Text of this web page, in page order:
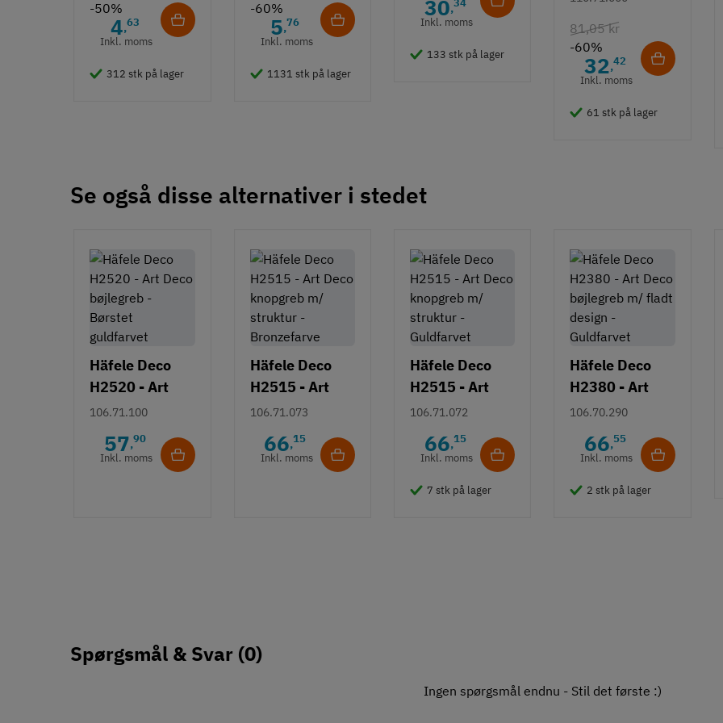
Kantgreb
Moderne
-50%
4,63
Inkl. moms
312 stk på lager
-60%
5,76
Inkl. moms
1131 stk på lager
30,
Inkl. moms
133 stk på lager
- 490 mm
81,05 kr
-60%
32,42
Inkl. moms
61 stk på lager
Se også disse alternativer i stedet
Häfele Deco
H2520 - Art
Deco bøjlegreb
- Børstet
guldfarvet
106.71.100
57,90
Inkl. moms
Häfele Deco
H2515 - Art
Deco knopgreb
m/ struktur -
Bronzefarve
106.71.073
66,15
Inkl. moms
Häfele Deco
H2515 - Art
Deco knopgreb
m/ struktur -
Guldfarvet
106.71.072
66,15
Inkl. moms
7 stk på lager
Häfele Deco
H2380 - Art
Deco bøjlegreb
m/ fladt design
- Guldfarvet
106.70.290
66,55
Inkl. moms
2 stk på lager
Spørgsmål & Svar (0)
Ingen spørgsmål endnu - Stil det første :)